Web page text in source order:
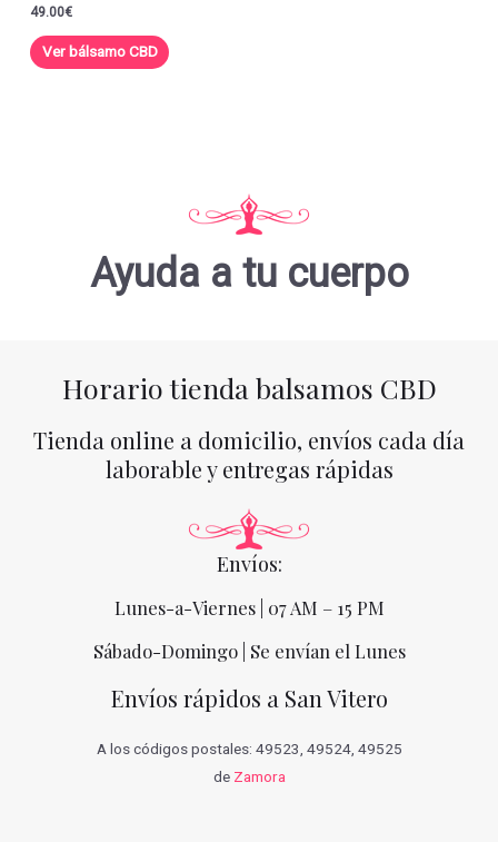
Valorado con
5.00
de 5
49.00€
Ver bálsamo CBD
Ayuda a tu cuerpo
Horario tienda balsamos CBD
Tienda online a domicilio, envíos cada día
laborable y entregas rápidas
Envíos:
Lunes-a-Viernes | 07 AM – 15 PM
Sábado-Domingo | Se envían el Lunes
Envíos rápidos a San Vitero
A los códigos postales: 49523, 49524, 49525
de Zamora